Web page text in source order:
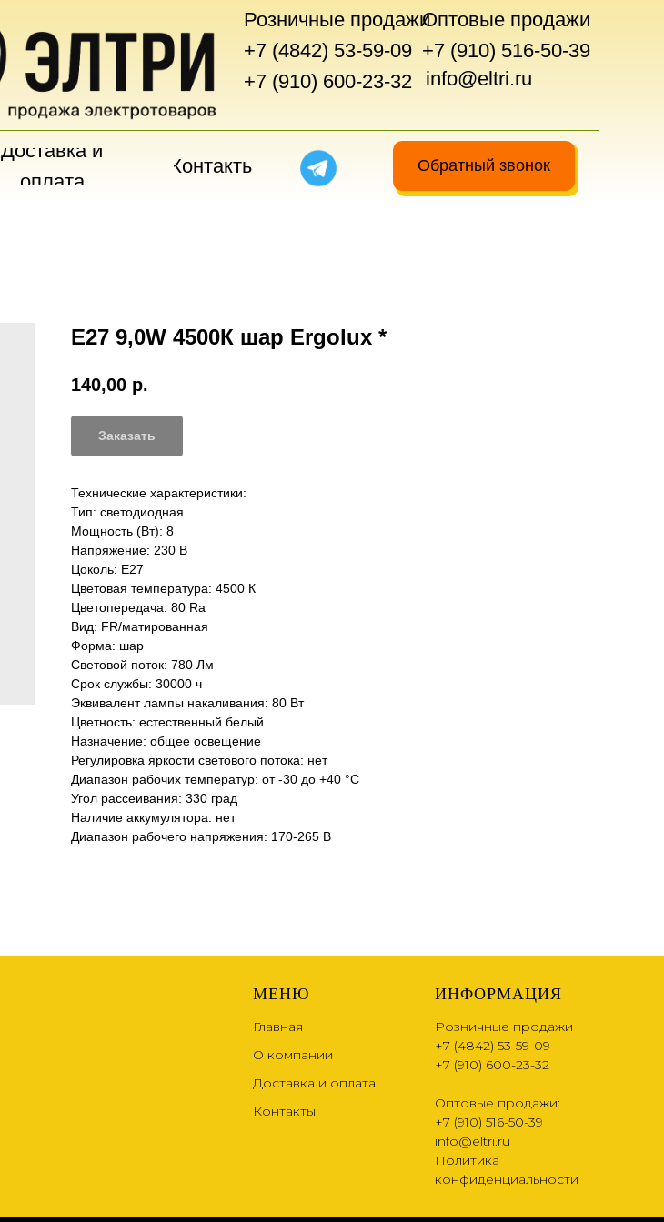
Розничные продажи
+7 (4842) 53-59-09
+7 (910) 600-23-32
Оптовые продажи
+7 (910) 516-50-39
Обратный звонок
Доставка и
оплата
Контакты
info@eltri.ru
Е27 9,0W 4500К шар Ergolux *
140,00 р.
Заказать
Технические характеристики:
Тип: светодиодная
Мощность (Вт): 8
Напряжение: 230 В
Цоколь: E27
Цветовая температура: 4500 К
Цветопередача: 80 Ra
Вид: FR/матированная
Форма: шар
Световой поток: 780 Лм
Срок службы: 30000 ч
Эквивалент лампы накаливания: 80 Вт
Цветность: естественный белый
Назначение: общее освещение
Регулировка яркости светового потока: нет
Диапазон рабочих температур: от -30 до +40 °С
Угол рассеивания: 330 град
Наличие аккумулятора: нет
Диапазон рабочего напряжения: 170-265 В
МЕНЮ
Главная
О компании
Доставка и оплата
Контакты
ИНФОРМАЦИЯ
Розничные продажи
+7 (4842) 53-59-09
+7 (910) 600-23-32
Оптовые продажи:
+7 (910) 516-50-39
info@eltri.ru
Политика
конфиденциальности